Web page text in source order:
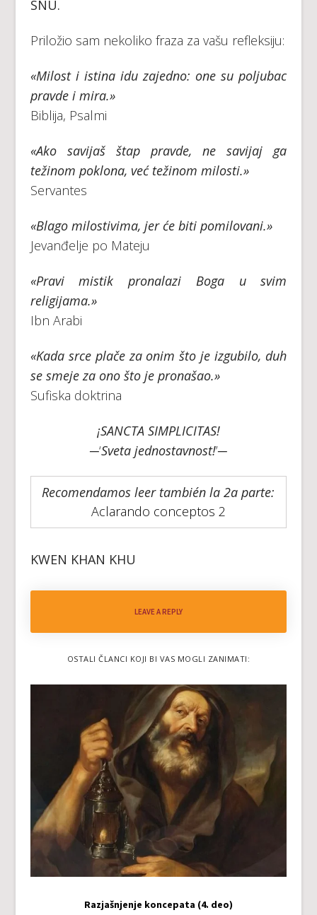
SNU.
Priložio sam nekoliko fraza za vašu refleksiju:
«Milost i istina idu zajedno: one su poljubac
pravde i mira.»
Biblija, Psalmi
«Ako savijaš štap pravde, ne savijaj ga
težinom poklona, već težinom milosti.»
Servantes
«Blago milostivima, jer će biti pomilovani.»
Jevanđelje po Mateju
«Pravi mistik pronalazi Boga u svim
religijama.»
Ibn Arabi
«Kada srce plače za onim što je izgubilo, duh
se smeje za ono što je pronašao.»
Sufiska doktrina
¡SANCTA SIMPLICITAS!
─‘Sveta jednostavnost!’─
Recomendamos leer también la 2a parte:
Aclarando conceptos 2
KWEN KHAN KHU
LEAVE A REPLY
OSTALI ČLANCI KOJI BI VAS MOGLI ZANIMATI:
Razjašnjenje koncepata (4. deo)